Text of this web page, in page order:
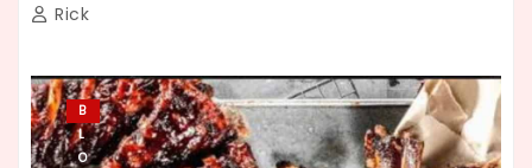
Rick
B
L
O